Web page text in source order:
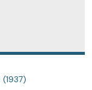
(1937)